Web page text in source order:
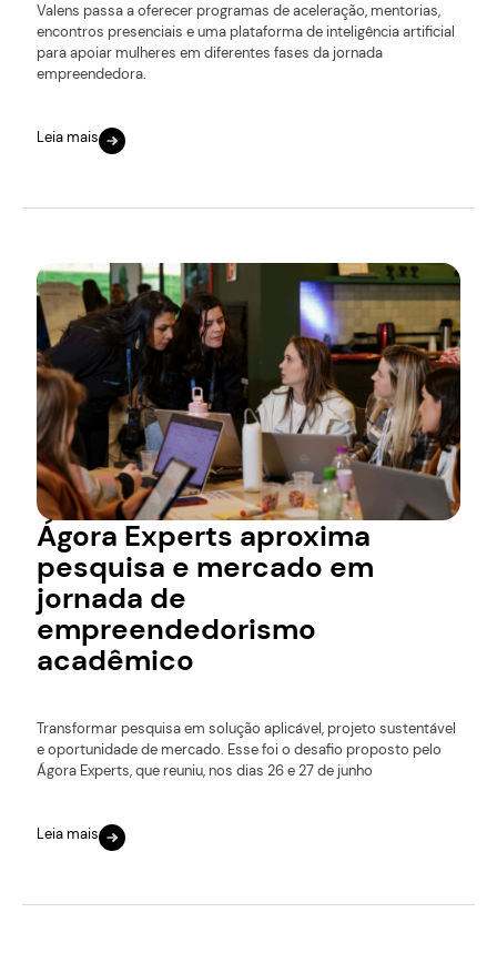
Valens passa a oferecer programas de aceleração, mentorias,
encontros presenciais e uma plataforma de inteligência artificial
para apoiar mulheres em diferentes fases da jornada
empreendedora.
Leia mais
Ágora Experts aproxima
pesquisa e mercado em
jornada de
empreendedorismo
acadêmico
Transformar pesquisa em solução aplicável, projeto sustentável
e oportunidade de mercado. Esse foi o desafio proposto pelo
Ágora Experts, que reuniu, nos dias 26 e 27 de junho
Leia mais